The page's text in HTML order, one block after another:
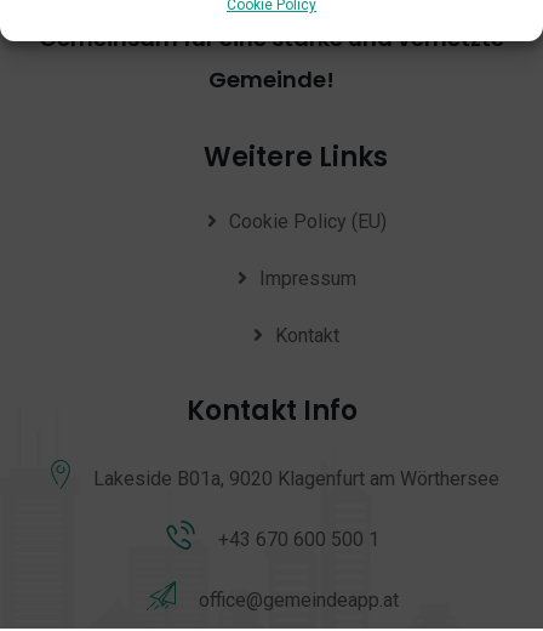
Cookie Policy
Gemeinsam für eine starke und vernetzte
Gemeinde!
Weitere Links
Cookie Policy (EU)
Impressum
Kontakt
Kontakt Info
Lakeside B01a, 9020 Klagenfurt am Wörthersee
+43 670 600 500 1
office@gemeindeapp.at